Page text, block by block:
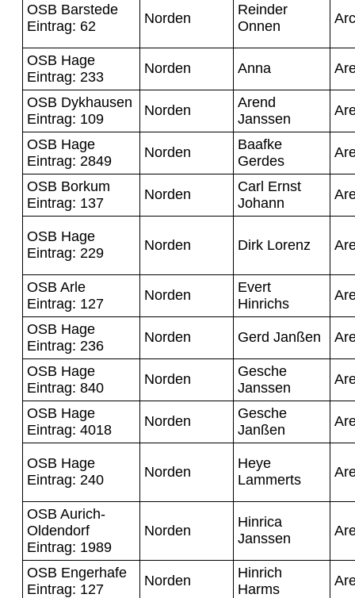
OSB Barstede
Eintrag: 62
Norden
Reinder
Onnen
OSB Hage
Eintrag: 233
Norden Anna
OSB Dykhausen
Eintrag: 109
Norden
Arend
Janssen
OSB Hage
Eintrag: 2849
Norden
Baafke
Gerdes
OSB Borkum
Eintrag: 137
Norden
Carl Ernst
Johann
OSB Hage
Eintrag: 229
Norden Dirk Lorenz
OSB Arle
Eintrag: 127
Norden
Evert
Hinrichs
OSB Hage
Eintrag: 236
Norden Gerd Janßen
OSB Hage
Eintrag: 840
Norden
Gesche
Janssen
OSB Hage
Eintrag: 4018
Norden
Gesche
Janßen
OSB Hage
Eintrag: 240
Norden
Heye
Lammerts
OSB Aurich-
Oldendorf
Eintrag: 1989
Norden
Hinrica
Janssen
OSB Engerhafe
Eintrag: 127
Norden
Hinrich
Harms